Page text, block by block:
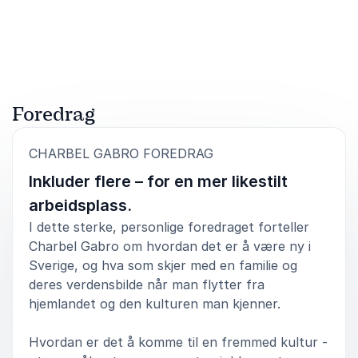
Foredrag
CHARBEL GABRO FOREDRAG
Inkluder flere – for en mer likestilt
arbeidsplass.
I dette sterke, personlige foredraget forteller
Charbel Gabro om hvordan det er å være ny i
Sverige, og hva som skjer med en familie og
deres verdensbilde når man flytter fra
hjemlandet og den kulturen man kjenner.
Hvordan er det å komme til en fremmed kultur -